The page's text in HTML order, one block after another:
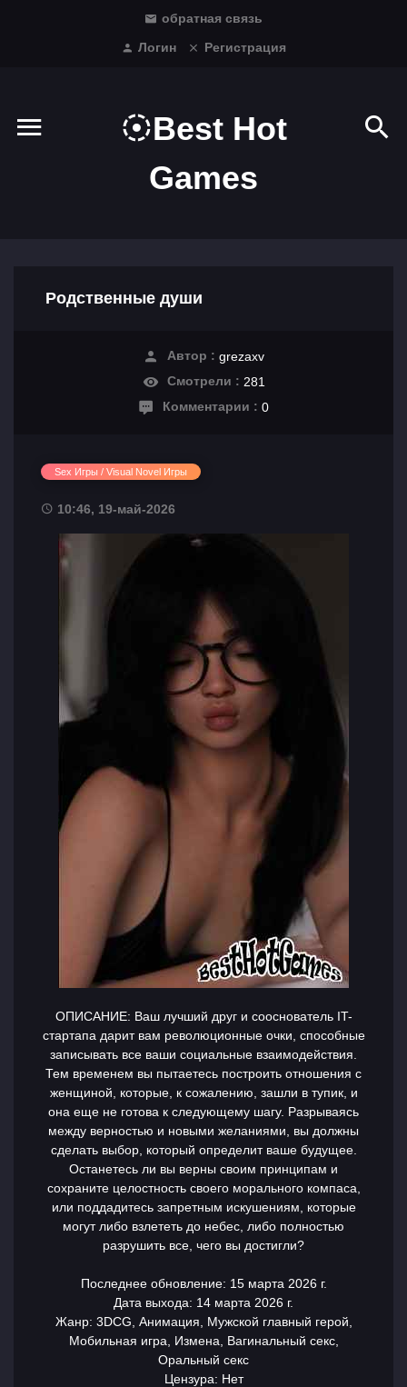
обратная связь
Логин
Регистрация
Best Hot
Games
Родственные души
Автор : grezaxv
Смотрели : 281
Комментарии : 0
Sex Игры / Visual Novel Игры
10:46, 19-май-2026
ОПИСАНИЕ: Ваш лучший друг и сооснователь IT-
стартапа дарит вам революционные очки, способные
записывать все ваши социальные взаимодействия.
Тем временем вы пытаетесь построить отношения с
женщиной, которые, к сожалению, зашли в тупик, и
она еще не готова к следующему шагу. Разрываясь
между верностью и новыми желаниями, вы должны
сделать выбор, который определит ваше будущее.
Останетесь ли вы верны своим принципам и
сохраните целостность своего морального компаса,
или поддадитесь запретным искушениям, которые
могут либо взлететь до небес, либо полностью
разрушить все, чего вы достигли?
Последнее обновление: 15 марта 2026 г.
Дата выхода: 14 марта 2026 г.
Жанр: 3DCG, Анимация, Мужской главный герой,
Мобильная игра, Измена, Вагинальный секс,
Оральный секс
Цензура: Нет